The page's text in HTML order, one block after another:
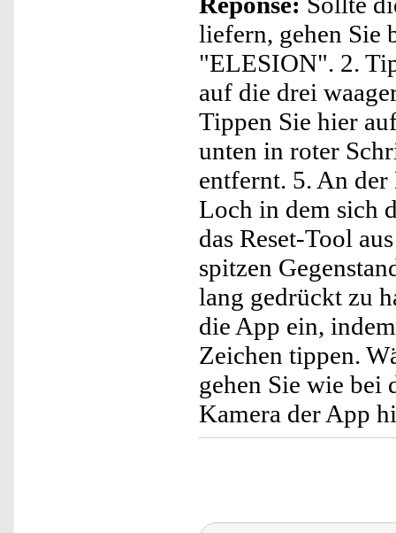
liefern, gehen Sie
"ELESION". 2.
auf die drei
Tippen Sie hier
unten in roter
entfernt. 5. An
Loch in dem sich
das Reset-Tool
spitzen
lang gedrückt zu
die App ein,
Zeichen tippen.
gehen Sie wie bei
Kamera der App